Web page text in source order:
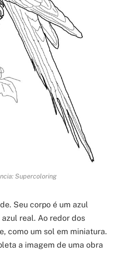
Supercoloring
Seu corpo é um azul
real. Ao redor dos
como um sol em miniatura.
a imagem de uma obra